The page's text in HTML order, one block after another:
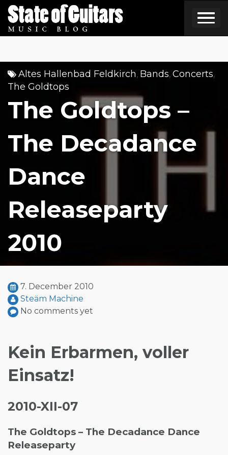
Skip
to
content
Altes Hallenbad Feldkirch, Bands, Concerts,
The Goldtops
The Goldtops –
The Decadance
Dance
Releaseparty
2010
7. December 2010
Steäm Machine
No comments yet
Kein Erbarmen, voller
Einsatz!
2010-XII-07
The Goldtops – The Decadance Dance
Releaseparty